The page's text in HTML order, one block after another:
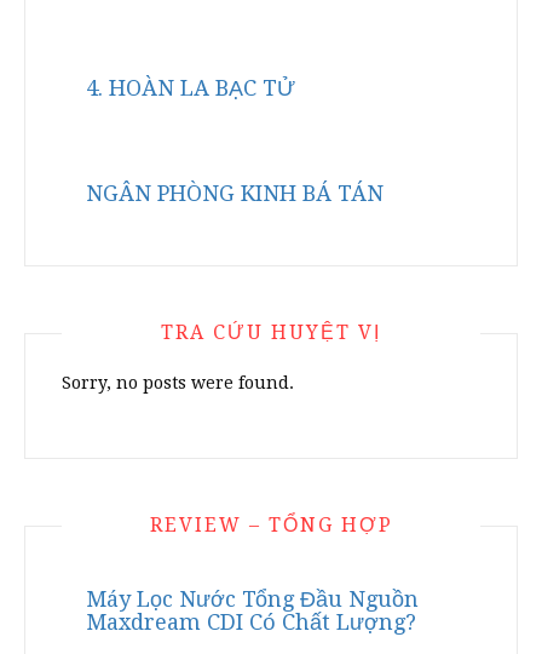
4. HOÀN LA BẠC TỬ
NGÂN PHÒNG KINH BÁ TÁN
TRA CỨU HUYỆT VỊ
Sorry, no posts were found.
REVIEW – TỔNG HỢP
Máy Lọc Nước Tổng Đầu Nguồn
Maxdream CDI Có Chất Lượng?